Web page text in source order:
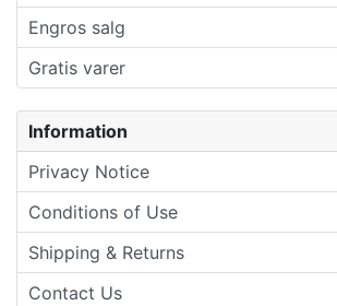
Engros salg
Gratis varer
Information
Privacy Notice
Conditions of Use
Shipping & Returns
Contact Us